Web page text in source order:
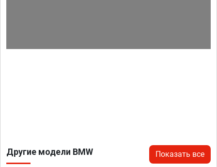
Другие модели BMW Показать все